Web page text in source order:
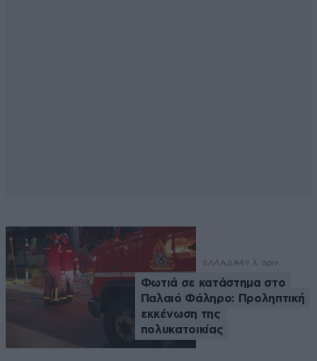
ΕΛΛΑΔΑ49 λ. πριν
Φωτιά σε κατάστημα στο
Παλαιό Φάληρο: Προληπτική
εκκένωση της
πολυκατοικίας